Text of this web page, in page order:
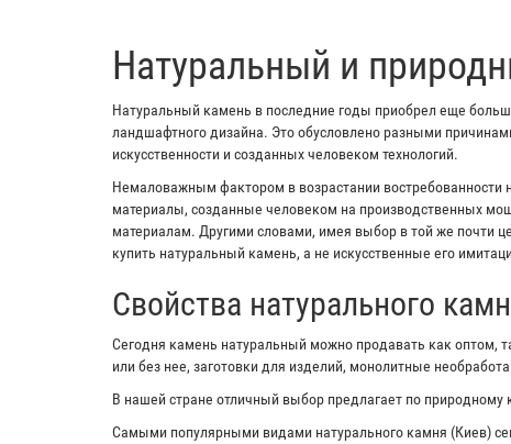
​Натуральный и
Натуральный камень в последние годы приобрел еще
ландшафтного дизайна. Это обусловлено разными
искусственности и созданных человеком технологий.
Немаловажным фактором в возрастании востребованности
материалы, созданные человеком на производственных
материалам. Другими словами, имея выбор в той же почти
купить натуральный камень, а не искусственные его
Свойства натурального
Сегодня камень натуральный можно продавать как оптом,
или без нее, заготовки для изделий, монолитные
В нашей стране отличный выбор предлагает по
Самыми популярными видами натурального камня (Киев)